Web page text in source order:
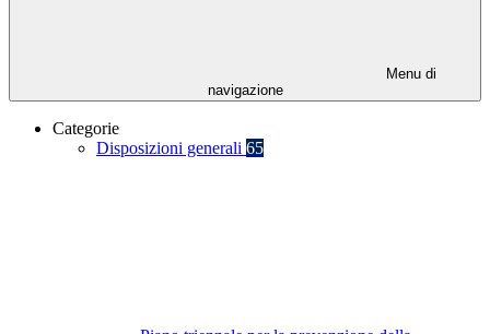
Menu di
navigazione
Categorie
Disposizioni generali 65